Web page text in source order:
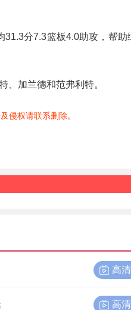
分7.3篮板4.0助攻，帮助
、加兰德和范弗利特。
侵权请联系删除。
高
高